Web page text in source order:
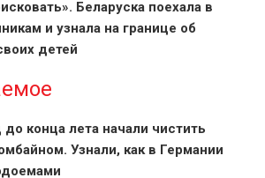
Беларуска поехала в
и узнала на границе об
детей
конца лета начали чистить
Узнали, как в Германии